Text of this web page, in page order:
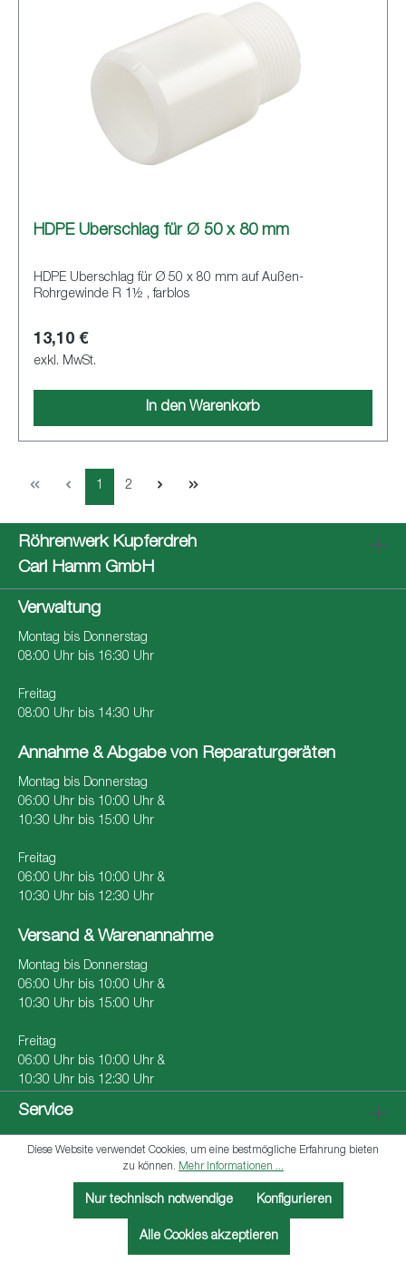
HDPE Überschlag für Ø 50 x 80 mm
HDPE Überschlag für Ø 50 x 80 mm auf Außen-
Rohrgewinde R 1½ , farblos
13,10 €
exkl. MwSt.
In den Warenkorb
1 2
Röhrenwerk Kupferdreh
Carl Hamm GmbH
Verwaltung
Montag bis Donnerstag
08:00 Uhr bis 16:30 Uhr
Freitag
08:00 Uhr bis 14:30 Uhr
Annahme & Abgabe von Reparaturgeräten
Montag bis Donnerstag
06:00 Uhr bis 10:00 Uhr &
10:30 Uhr bis 15:00 Uhr
Freitag
06:00 Uhr bis 10:00 Uhr &
10:30 Uhr bis 12:30 Uhr
Versand & Warenannahme
Montag bis Donnerstag
06:00 Uhr bis 10:00 Uhr &
10:30 Uhr bis 15:00 Uhr
Freitag
06:00 Uhr bis 10:00 Uhr &
10:30 Uhr bis 12:30 Uhr
Service
GmbH
Diese Website verwendet Cookies, um eine bestmögliche Erfahrung bieten
zu können. Mehr Informationen ...
Nur technisch notwendige Konfigurieren
Alle Cookies akzeptieren